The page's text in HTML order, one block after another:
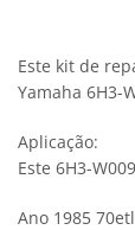
Este kit de
Yamaha 6H3-
Aplicação:
Este 6H3-
Ano 1985